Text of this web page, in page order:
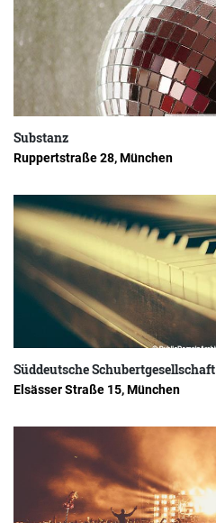
Substanz
Ruppertstraße 28, München
Süddeutsche Schubertgesellschaft
Elsässer Straße 15, München